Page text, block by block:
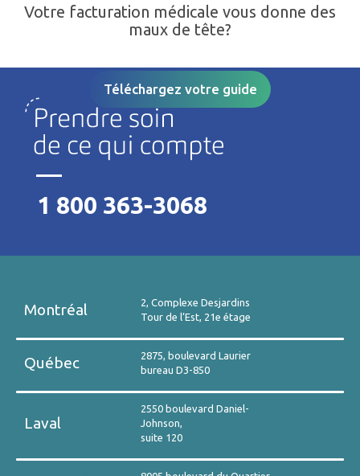
Votre facturation médicale vous donne des
maux de tête?
Téléchargez votre guide
1 800 363-3068
Montréal
2, Complexe Desjardins
Tour de l’Est, 21e étage
Québec
2875, boulevard Laurier
bureau D3-850
Laval
2550 boulevard Daniel-
Johnson,
suite 120